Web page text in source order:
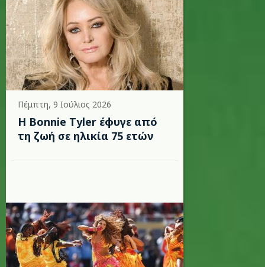
Πέμπτη, 9 Ιούλιος 2026
Η Bonnie Tyler έφυγε από
τη ζωή σε ηλικία 75 ετών